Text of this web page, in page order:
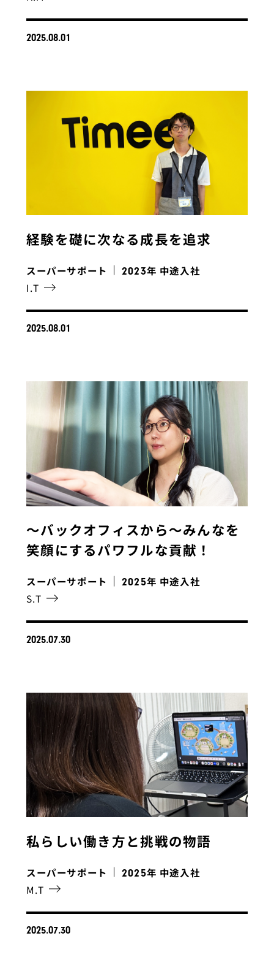
2025.08.01
経験を礎に次なる成長を追求
スーパーサポート 2023年 中途入社
I.T
2025.08.01
〜バックオフィスから〜みんなを
笑顔にするパワフルな貢献！
スーパーサポート 2025年 中途入社
S.T
2025.07.30
私らしい働き方と挑戦の物語
スーパーサポート 2025年 中途入社
M.T
2025.07.30